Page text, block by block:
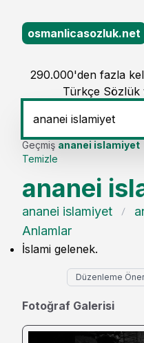
osmanlicasozluk.net
290.000'den fazla
Türkçe Sözlük
Geçmiş
Temizle
ananei islamiyet
ananei
ananei islamiyet
Anlamlar
İslami gelenek.
Düzenleme Öner
Fotoğraf Galerisi